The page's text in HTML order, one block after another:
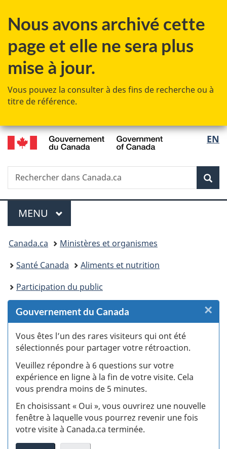
au
des
au
principal
à
Au
»
à
version
Nous avons archivé cette
page et elle ne sera plus
mise à jour.
Vous pouvez la consulter à des fins de recherche ou à
titre de référence.
de
la
EN
Recherche
Rechercher
dans
Menu
MENU PRINCIPAL
Vous
êtes
ici :
Canada.ca
Ministères et organismes
Santé Canada
Aliments et nutrition
Participation du public
Gouvernement du Canada
Vous êtes l’un des rares visiteurs qui ont été
sélectionnés pour partager votre rétroaction.
Veuillez répondre à 6 questions sur votre
expérience en ligne à la fin de votre visite. Cela
vous prendra moins de 5 minutes.
En choisissant « Oui », vous ouvrirez une nouvelle
fenêtre à laquelle vous pourrez revenir une fois
votre visite à Canada.ca terminée.
×